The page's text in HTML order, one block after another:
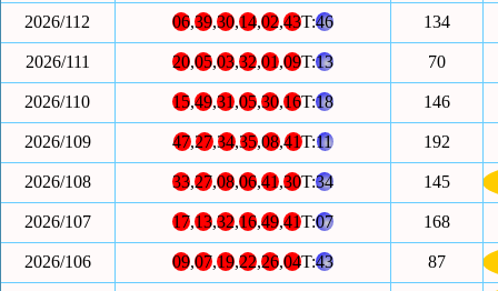
2026/112 06,39,30,14,02,43T:46 134
2026/111 20,05,03,32,01,09T:13 70
2026/110 15,49,31,05,30,16T:18 146
2026/109 47,27,34,35,08,41T:11 192
2026/108 33,27,08,06,41,30T:34 145
2026/107 17,13,32,16,49,41T:07 168
2026/106 09,07,19,22,26,04T:43 87